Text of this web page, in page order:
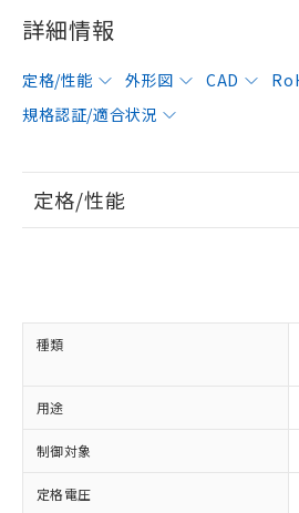
詳細情報
定格/性能 外形図 CAD
規格認証/適合状況
定格/性能
種類
用途
制御対象
定格電圧